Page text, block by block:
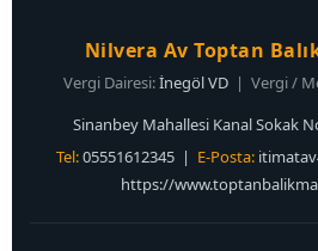
Nilvera Av Toptan
Vergi Dairesi:İnegöl VD | Vergi /
Sinanbey Mahallesi Kanal Sokak
Tel:05551612345 | E-Posta:
https://